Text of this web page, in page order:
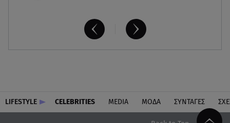
LIFESTYLE CELEBRITIES MEDIA ΜΟΔΑ ΣΥΝΤΑΓΕΣ